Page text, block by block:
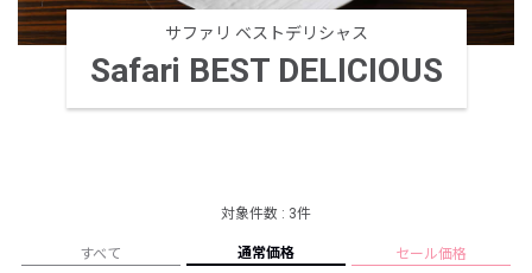
サファリ ベストデリシャス
Safari BEST DELICIOUS
対象件数 : 3件
すべて 通常価格 セール価格